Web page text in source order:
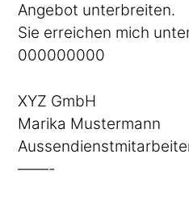
Angebot unterbreiten.
Sie erreichen mich
000000000
XYZ GmbH
Marika Mustermann
——-